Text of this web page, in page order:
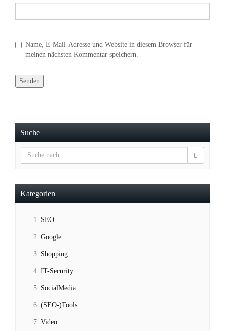
Name, E-Mail-Adresse und Website in diesem Browser für
meinen nächsten Kommentar speichern.
Suche
Kategorien
SEO
Google
Shopping
IT-Security
SocialMedia
(SEO-)Tools
Video